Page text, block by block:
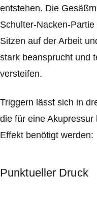
entstehen. Die
Schulter-Nacken-
Sitzen auf der Arbeit
stark beansprucht und
versteifen.
Triggern lässt sich in
die für eine
Effekt benötigt werden:
Punktueller Druck